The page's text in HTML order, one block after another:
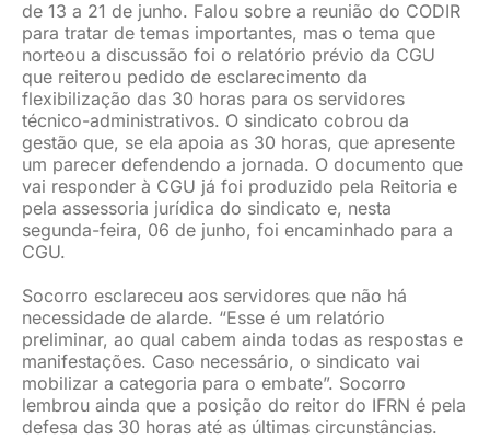
de 13 a 21 de junho. Falou sobre a reunião do CODIR
para tratar de temas importantes, mas o tema que
norteou a discussão foi o relatório prévio da CGU
que reiterou pedido de esclarecimento da
flexibilização das 30 horas para os servidores
técnico-administrativos. O sindicato cobrou da
gestão que, se ela apoia as 30 horas, que apresente
um parecer defendendo a jornada. O documento que
vai responder à CGU já foi produzido pela Reitoria e
pela assessoria jurídica do sindicato e, nesta
segunda-feira, 06 de junho, foi encaminhado para a
CGU.
Socorro esclareceu aos servidores que não há
necessidade de alarde. “Esse é um relatório
preliminar, ao qual cabem ainda todas as respostas e
manifestações. Caso necessário, o sindicato vai
mobilizar a categoria para o embate”. Socorro
lembrou ainda que a posição do reitor do IFRN é pela
defesa das 30 horas até as últimas circunstâncias.